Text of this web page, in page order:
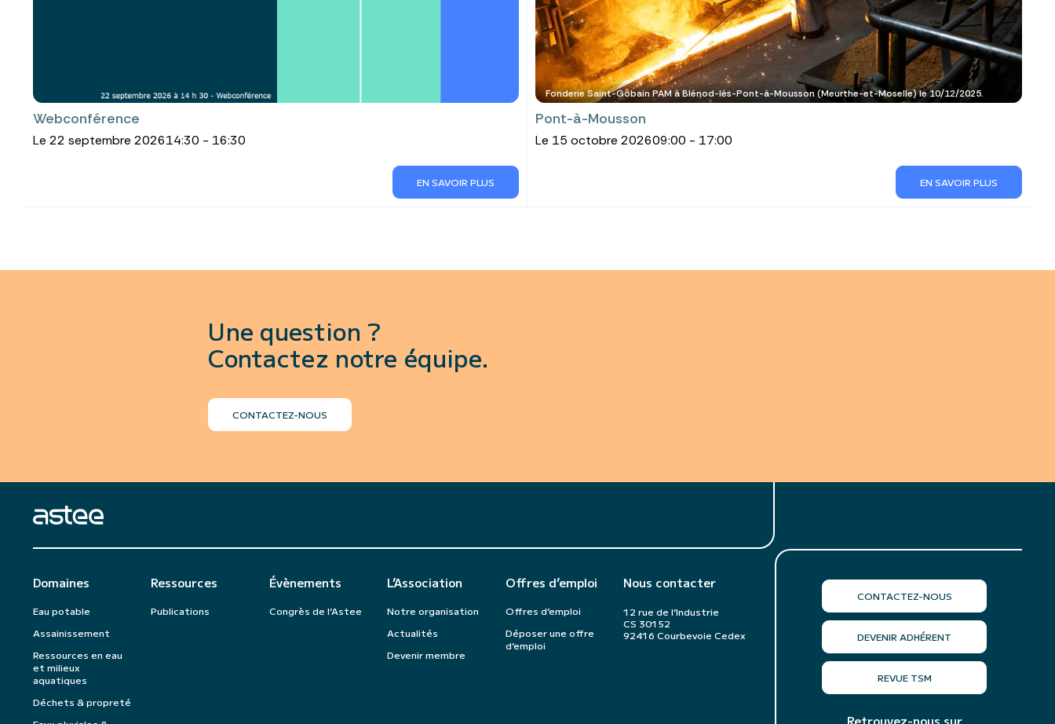
Webconférence
Le 22 septembre 202614:30 - 16:30
EN SAVOIR PLUS
Fonderie Saint-Gobain PAM à Blénod-lès-Pont-à-Mousson (Meurthe-et-Moselle) le 10/12/2025.
Pont-à-Mousson
Le 15 octobre 202609:00 - 17:00
EN SAVOIR PLUS
Une question ?
Contactez notre équipe.
CONTACTEZ-NOUS
Domaines
Eau potable
Assainissement
Ressources en eau
et milieux
aquatiques
Déchets & propreté
Ressources
Publications
Évènements
Congrès de l’Astee
L’Association
Notre organisation
Actualités
Devenir membre
Offres d’emploi
Offres d’emploi
Déposer une offre
d’emploi
Nous contacter
12 rue de l’Industrie
CS 30152
92416 Courbevoie Cedex
CONTACTEZ-NOUS
DEVENIR ADHÉRENT
REVUE TSM
Retrouvez-nous sur